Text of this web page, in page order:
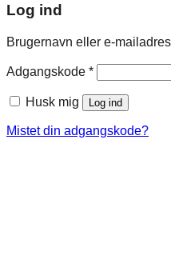
Log ind
Brugernavn eller e-
Adgangskode *Påkrævet
Husk mig Log ind
Mistet din adgangskode?